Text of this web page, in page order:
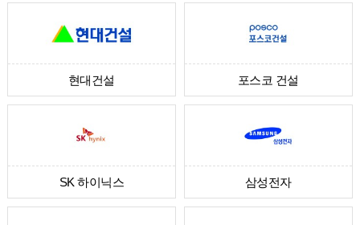
현대건설 포스코 건설
SK 하이닉스 삼성전자